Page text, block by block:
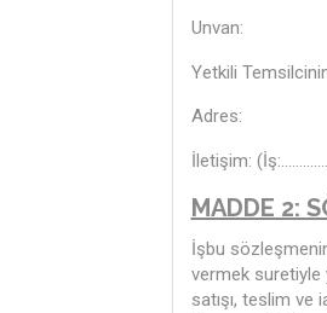
Unvan:
Yetkili
Adres:
İletişim:
MADDE 2:
İşbu
vermek suretiyle
satışı, teslim ve